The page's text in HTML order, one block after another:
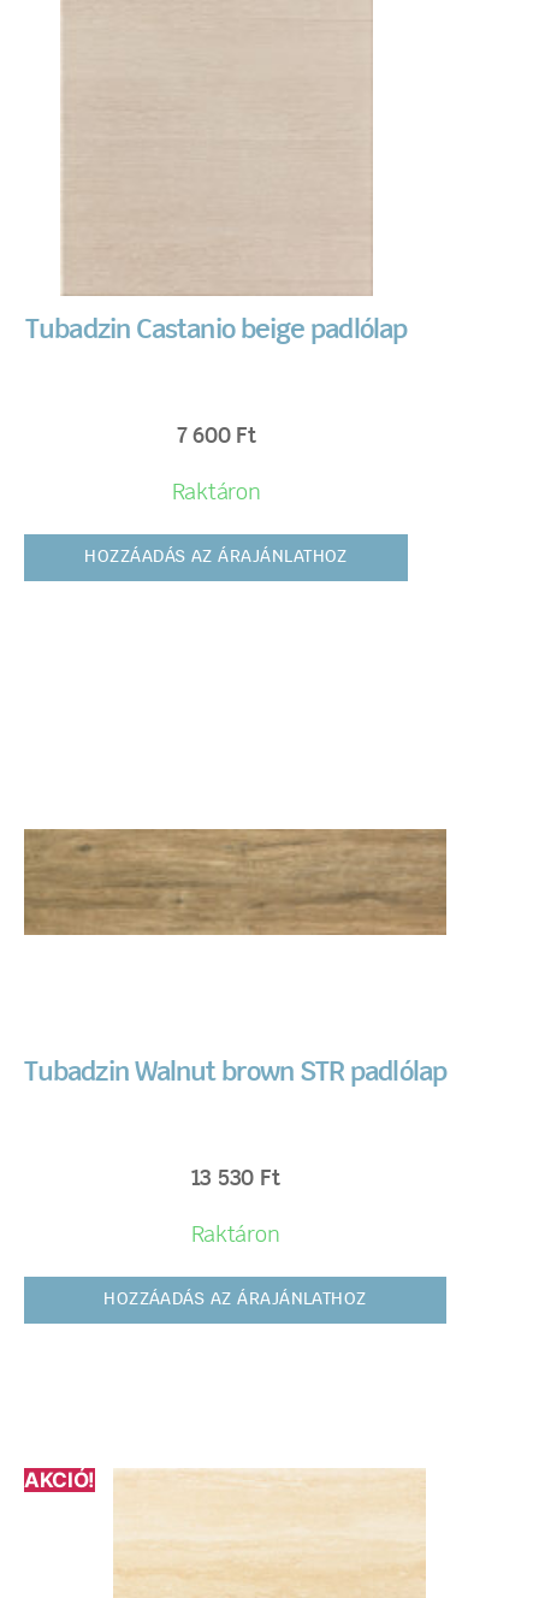
Tubadzin Castanio beige padlólap
7 600 Ft
Raktáron
HOZZÁADÁS AZ ÁRAJÁNLATHOZ
Tubadzin Walnut brown STR padlólap
13 530 Ft
Raktáron
HOZZÁADÁS AZ ÁRAJÁNLATHOZ
AKCIÓ!